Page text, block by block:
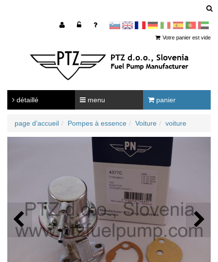
sl en francoščina
Nemščina
Italijanščina
Španščina
PortugalArabščina
Votre panier est vide
détaillé menu panier
page d’accueil Pompes à essence Voiture voiture